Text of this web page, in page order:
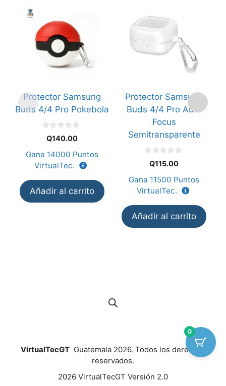
Protector Samsung
Buds 4/4 Pro Pokebola
5
Q140.00
Gana 14000 Puntos
VirtualTec.
Añadir al carrito
Protector Samsung
Buds 4/4 Pro Auto
Focus
Semitransparente
5
Q115.00
Gana 11500 Puntos
VirtualTec.
Añadir al carrito
VirtualTecGTGuatemala 2026. Todos los derechos
reservados.
2026 VirtualTecGT Versión 2.0
0